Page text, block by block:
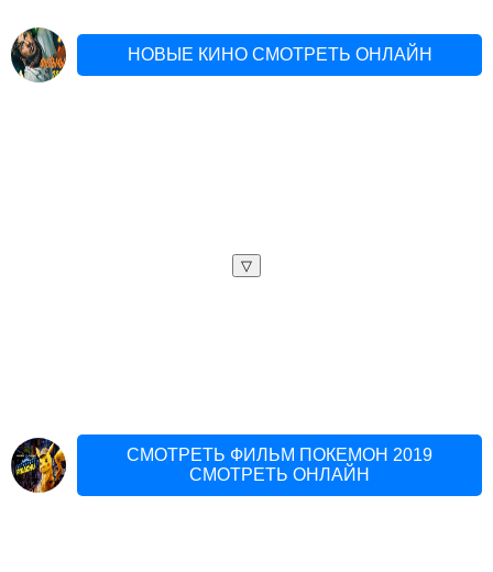
НОВЫЕ КИНО СМОТРЕТЬ ОНЛАЙН
▽
СМОТРЕТЬ ФИЛЬМ ПОКЕМОН 2019
СМОТРЕТЬ ОНЛАЙН